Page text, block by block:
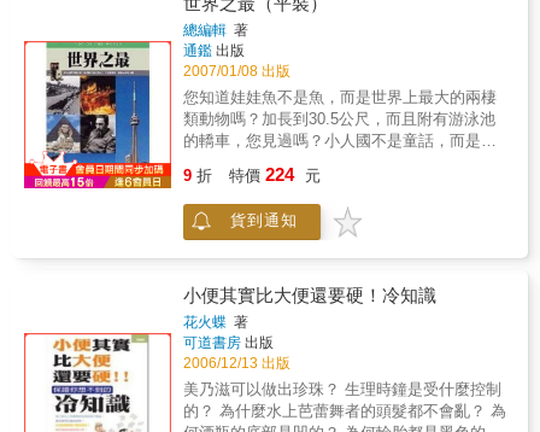
施的第一位。這說明了飲食營養在疾病發生和
預防中的重要地位與作用。本書透過大量的統
計數字，指出當今人們常因飲食偏失而導致的
疾病，並建議適當的飲食營養調理，只要您
『有心』身體力行，必能找回健康的身體。
總編輯 著
通鑑 出版
2007/01/08 出版
您知道娃娃魚不是魚，而是世界上最大的兩棲
類動物嗎？加長到30.5公尺，而且附有游泳池
的轎車，您見過嗎？小人國不是童話，而是真
海底隧道、攝氏- 60℃最寒冷的小鎮、海拔最高
的建築、最甜的植物和最早的聽診器嗎？世界
之大，總有令人意想不到的驚奇，於是有了種
的千奇百態！目錄天文地理宇宙間最古老的紀
錄，大自然在地球上刻畫的一點一滴的痕跡，
都在天文地理篇動物奇觀大千世界中形形色色
的奇妙生命，奔走跑跳於天地間，都在動物奇
觀篇植物百態天地間孕育出的奧妙精華，所生
成的奇妙生命，都在植物百態篇科技新知前人
的智慧發明，老祖宗的巧思遺跡，今人的卓越
9 折 特價 224 元
貨到通知
小便其實比大便還要硬！冷知識
花火蝶 著
可道書房 出版
2006/12/13 出版
美乃滋可以做出珍珠？ 生理時鐘是受什麼控制
的？ 為什麼水上芭蕾舞者的頭髮都不會亂？ 為